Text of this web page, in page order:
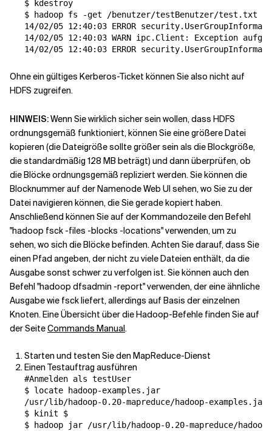
$ kdestroy
$ hadoop fs -get /benutzer/testBenutzer/test.txt
14/02/05 12:40:03 ERROR
14/02/05 12:40:03 WARN ipc.Client: Exception
14/02/05 12:40:03 ERROR
Ohne ein gültiges Kerberos-Ticket können Sie also nicht auf
HDFS zugreifen.
HINWEIS:Wenn Sie wirklich sicher sein wollen, dass HDFS
ordnungsgemäß funktioniert, können Sie eine größere Datei
kopieren (die Dateigröße sollte größer sein als die Blockgröße,
die standardmäßig 128 MB beträgt) und dann überprüfen, ob
die Blöcke ordnungsgemäß repliziert werden. Sie können die
Blocknummer auf der Namenode Web UI sehen, wo Sie zu der
Datei navigieren können, die Sie gerade kopiert haben.
Anschließend können Sie auf der Kommandozeile den Befehl
"hadoop fsck -files -blocks -locations" verwenden, um zu
sehen, wo sich die Blöcke befinden. Achten Sie darauf, dass Sie
einen Pfad angeben, der nicht zu viele Dateien enthält, da die
Ausgabe sonst schwer zu verfolgen ist. Sie können auch den
Befehl "hadoop dfsadmin -report" verwenden, der eine ähnliche
Ausgabe wie fsck liefert, allerdings auf Basis der einzelnen
Knoten. Eine Übersicht über die Hadoop-Befehle finden Sie auf
der SeiteCommands Manual.
Starten und testen Sie den MapReduce-Dienst
Einen Testauftrag ausführen
#Anmelden als testUser
$ locate hadoop-examples.jar
/usr/lib/hadoop-0.20-mapreduce/hadoop-examples.jar
$ kinit $